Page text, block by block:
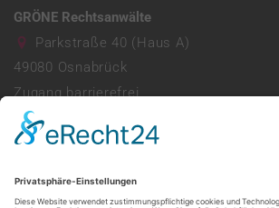
GRÖNE Rechtsanwälte
Parkstraße 40 (Haus A)
49080 Osnabrück
Zugang barrierefrei
Parkhaus vorhanden